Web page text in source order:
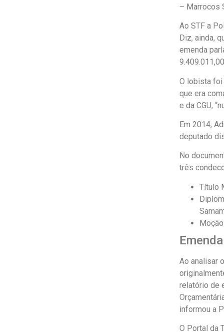
– Marrocos
Ao STF a
Diz, ainda,
emenda
O lobista foi
que era
e da CGU,
Em 2014,
deputado
No
três
Título
Ao analisar
relatório de
informou a
O Portal da